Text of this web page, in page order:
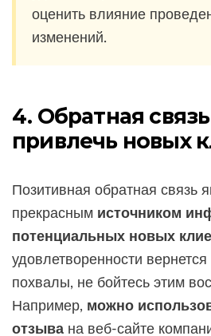
оценить влияние
изменений.
4. Обратная
привлечь новых
Позитивная обратная связь
прекрасным источником
потенциальных новых
удовлетворенности
похвалы, не бойтесь этим
Например, можно
отзыва на веб-сайте